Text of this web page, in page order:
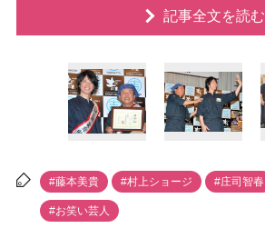
記事全文を読む
#藤本美貴 #村上ショージ #庄司智春
#お笑い芸人